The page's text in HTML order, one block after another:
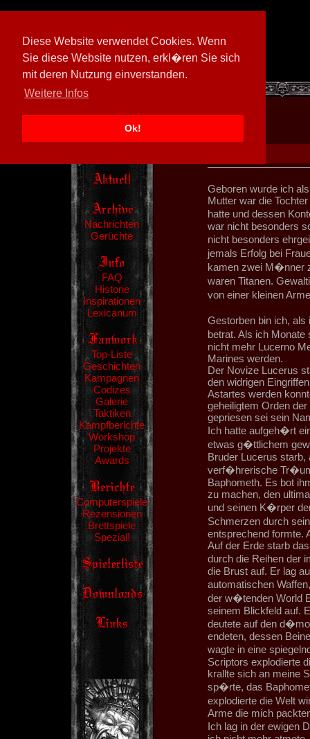
Diese Website verwendet Cookies. Wenn
Sie diese Website nutzen, erkl�ren Sie sich
mit deren Nutzung einverstanden.
Weitere Infos
Ok!
[ 597026/M3]
Nachrichten
Gerüchte
FAQ
Historie
Inspirationen
Lexicanum
Top-Liste
Geschichten
Kampagnen
Codizes
Galerie
Taktiken
Kampfberichte
Workshop
Projekte
Awards
Computerspiele
Rezensionen
Brettspiele
Spezial!
Geboren wurde ich
Mutter war die
hatte und dessen
war nicht besonders
nicht besonders
jemals Erfolg bei
kamen zwei M�nner
waren Titanen.
von einer kleinen
Gestorben bin ich,
betrat. Als ich
nicht mehr Lucerno
Marines werden.
Der Novize Lucerus
den widrigen
Astartes werden
geheiligtem Orden
gepriesen sei sein
Ich hatte aufgeh�rt
etwas g�ttlichem
Bruder Lucerus
verf�hrerische
Baphometh. Es bot
zu machen, den
und seinen K�rper
Schmerzen durch
entsprechend formte.
Auf der Erde starb
durch die Reihen der
die Brust auf. Er lag
automatischen
der w�tenden World
seinem Blickfeld auf.
deutete auf den
endeten, dessen
wagte in eine
Scriptors explodierte
krallte sich an meine
sp�rte, das
explodierte die Welt
Arme die mich
Ich lag in der ewigen